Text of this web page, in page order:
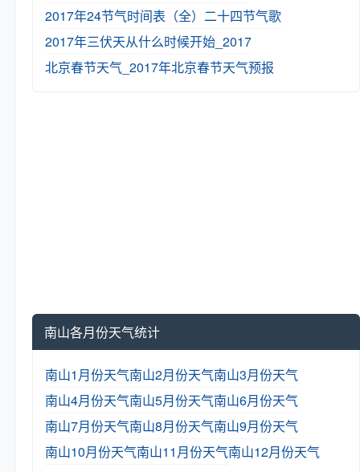
2017年24节气时间表（全） 二十四节气歌
2017年三伏天从什么时候开始_2017
北京春节天气_2017年北京春节天气预报
南山各月份天气统计
南山1月份天气南山2月份天气南山3月份天气
南山4月份天气南山5月份天气南山6月份天气
南山7月份天气南山8月份天气南山9月份天气
南山10月份天气南山11月份天气南山12月份天气